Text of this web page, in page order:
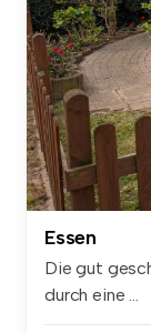
Essen
Die gut
durch eine ...